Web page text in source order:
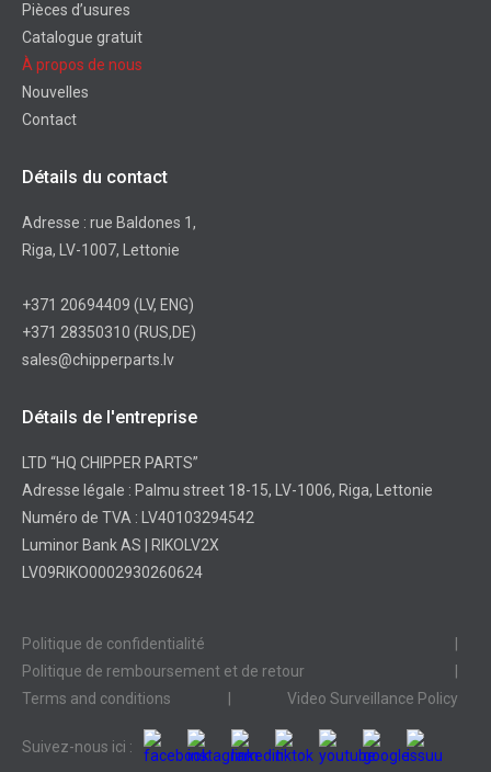
Pièces d’usures
Catalogue gratuit
À propos de nous
Nouvelles
Contact
Détails du contact
Adresse : rue Baldones 1,
Riga, LV-1007, Lettonie
+371 20694409 (LV, ENG)
+371 28350310 (RUS,DE)
sales@chipperparts.lv
Détails de l'entreprise
LTD “HQ CHIPPER PARTS”
Adresse légale : Palmu street 18-15, LV-1006, Riga, Lettonie
Numéro de TVA : LV40103294542
Luminor Bank AS | RIKOLV2X
LV09RIKO0002930260624
Politique de confidentialité
Politique de remboursement et de retour
Terms and conditions
Video Surveillance Policy
Suivez-nous ici :